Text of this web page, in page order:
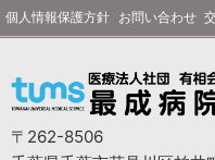
個人情報保護方針 お問い合わせ
〒262-8506